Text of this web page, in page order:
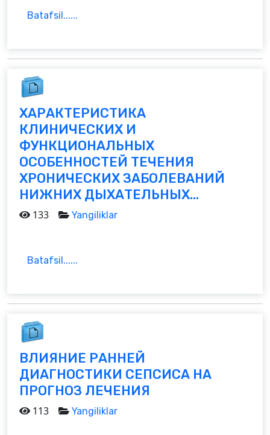
Batafsil......
ХАРАКТЕРИСТИКА
КЛИНИЧЕСКИХ И
ФУНКЦИОНАЛЬНЫХ
ОСОБЕННОСТЕЙ ТЕЧЕНИЯ
ХРОНИЧЕСКИХ ЗАБОЛЕВАНИЙ
НИЖНИХ ДЫХАТЕЛЬНЫХ...
133 Yangiliklar
Batafsil......
ВЛИЯНИЕ РАННЕЙ
ДИАГНОСТИКИ СЕПСИСА НА
ПРОГНОЗ ЛЕЧЕНИЯ
113 Yangiliklar